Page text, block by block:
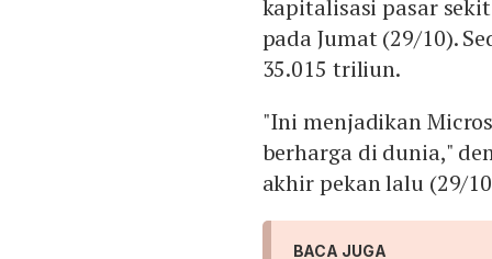
kapitalisasi pasar
pada Jumat (29/10).
35.015 triliun.
"Ini menjadikan
berharga di dunia,"
akhir pekan lalu (29/
BACA JUGA